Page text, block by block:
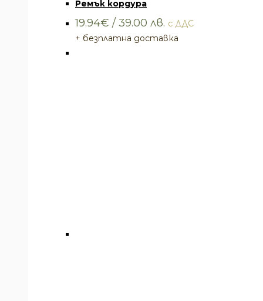
Ремък кордура
19.94€ / 39.00 лв. с ДДС
+ безплатна доставка